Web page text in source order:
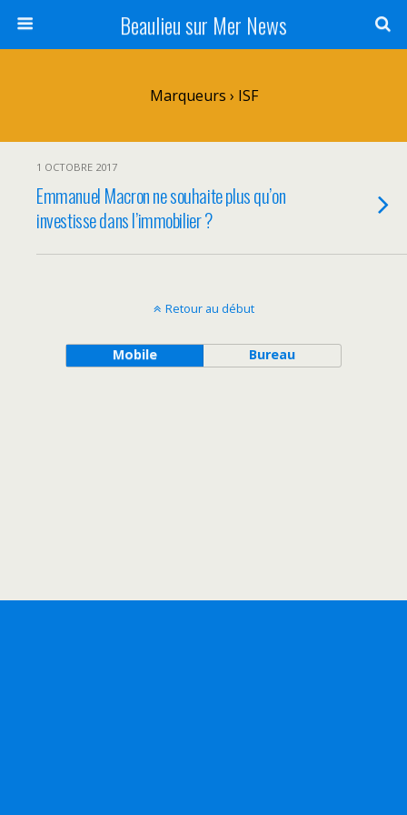
Beaulieu sur Mer News
Marqueurs › ISF
1 OCTOBRE 2017
Emmanuel Macron ne souhaite plus qu’on
investisse dans l’immobilier ?
Retour au début
Mobile Bureau